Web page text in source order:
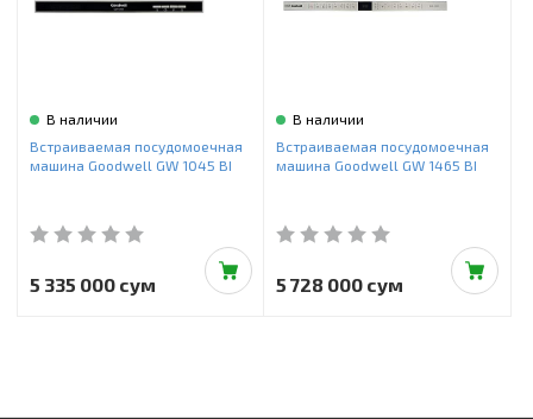
В наличии
Встраиваемая посудомоечная
машина Goodwell GW 1045 BI
5 335 000 сум
В наличии
Встраиваемая посудомоечная
машина Goodwell GW 1465 BI
5 728 000 сум